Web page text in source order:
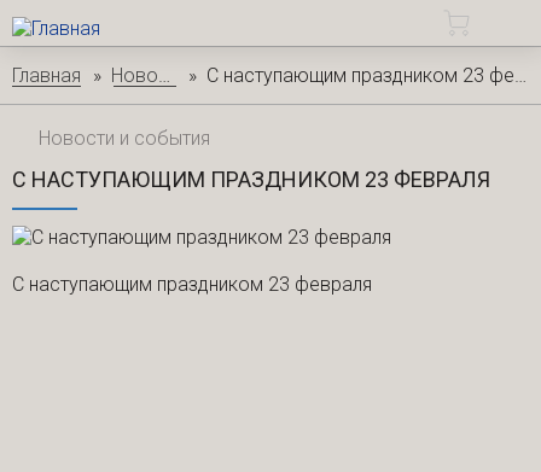
Строка навигации
Главная Новости С наступающим праздником 23 февраля
Новости и события
С НАСТУПАЮЩИМ ПРАЗДНИКОМ 23 ФЕВРАЛЯ
С наступающим праздником 23 февраля